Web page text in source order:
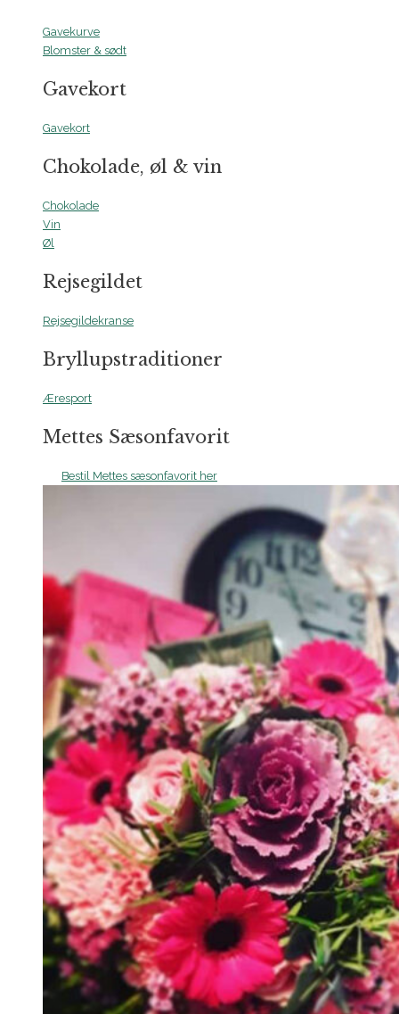
Gavekurve
Blomster & sødt
Gavekort
Gavekort
Chokolade, øl & vin
Chokolade
Vin
Øl
Rejsegildet
Rejsegildekranse
Bryllupstraditioner
Æresport
Mettes Sæsonfavorit
Bestil Mettes sæsonfavorit her